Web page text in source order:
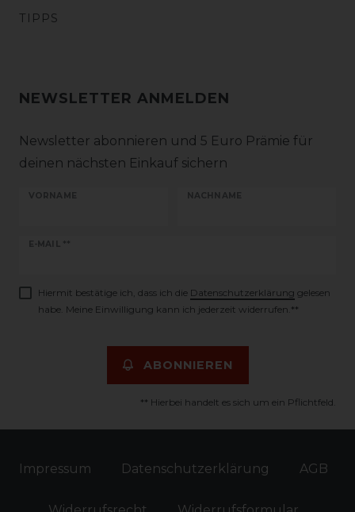
TIPPS
NEWSLETTER ANMELDEN
Newsletter abonnieren und 5 Euro Prämie für
deinen nächsten Einkauf sichern
VORNAME NACHNAME
E-MAIL **
Newsletter
Hiermit bestätige ich, dass ich die Daten­schutz­erklärung gelesen
habe. Meine Einwilligung kann ich jederzeit widerrufen.**
ABONNIEREN
** Hierbei handelt es sich um ein Pflichtfeld.
Impressum Daten­schutz­erklärung AGB